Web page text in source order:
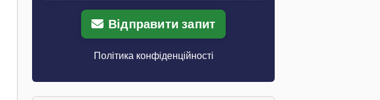
Відправити запит
Політика конфіденційності